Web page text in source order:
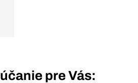
pre Vás: